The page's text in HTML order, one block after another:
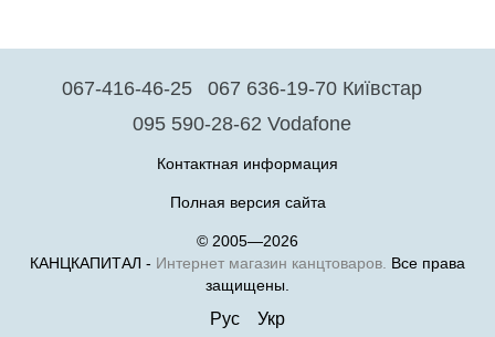
067-416-46-25
067 636-19-70 Київстар
095 590-28-62 Vodafone
Контактная информация
Полная версия сайта
© 2005—2026
КАНЦКАПИТАЛ - Интернет магазин канцтоваров. Все права
защищены.
Рус Укр